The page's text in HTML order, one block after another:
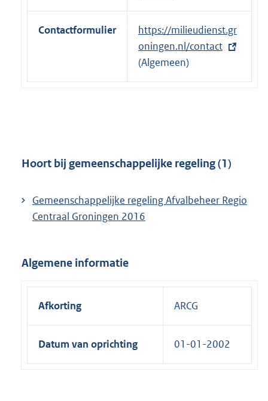
e
l
n
:
e
r
e
i
Contactformulier
E
x
t
e
i
:
https://milieudienst.gr
oningen.nl/contact
(Algemeen)
Hoort bij gemeenschappelijke regeling (1)
Gemeenschappelijke regeling Afvalbeheer Regio
Centraal Groningen 2016
Algemene informatie
Afkorting ARCG
Datum van oprichting 01-01-2002